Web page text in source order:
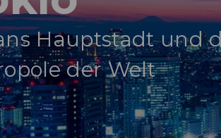
Hauptstadt und
der Welt